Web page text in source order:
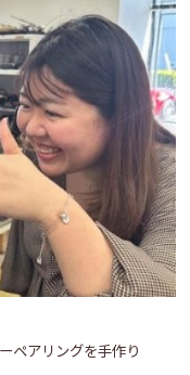
ペアリングを手作り